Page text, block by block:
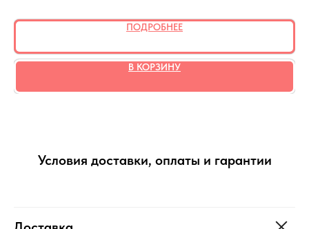
ПОДРОБНЕЕ
В КОРЗИНУ
Условия доставки, оплаты и гарантии